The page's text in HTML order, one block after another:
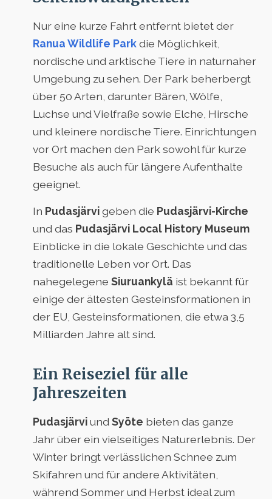
Nur eine kurze Fahrt entfernt bietet der
Ranua Wildlife Parkdie Möglichkeit,
nordische und arktische Tiere in naturnaher
Umgebung zu sehen. Der Park beherbergt
über 50 Arten, darunter Bären, Wölfe,
Luchse und Vielfraße sowie Elche, Hirsche
und kleinere nordische Tiere. Einrichtungen
vor Ort machen den Park sowohl für kurze
Besuche als auch für längere Aufenthalte
geeignet.
In Pudasjärvigeben die Pudasjärvi-Kirche
und das Pudasjärvi Local History Museum
Einblicke in die lokale Geschichte und das
traditionelle Leben vor Ort. Das
nahegelegene Siuruankylä ist bekannt für
einige der ältesten Gesteinsformationen in
der EU, Gesteinsformationen, die etwa 3,5
Milliarden Jahre alt sind.
Ein Reiseziel für alle
Jahreszeiten
Pudasjärviund Syöte bieten das ganze
Jahr über ein vielseitiges Naturerlebnis. Der
Winter bringt verlässlichen Schnee zum
Skifahren und für andere Aktivitäten,
während Sommer und Herbst ideal zum